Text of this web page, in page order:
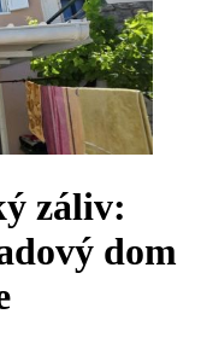
záliv:
dom